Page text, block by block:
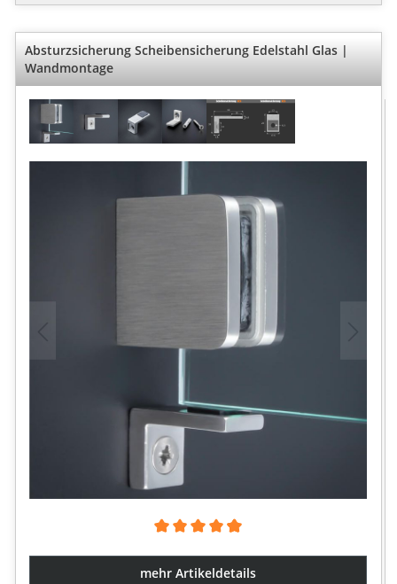
Absturzsicherung Scheibensicherung Edelstahl Glas |
Wandmontage
mehr Artikeldetails